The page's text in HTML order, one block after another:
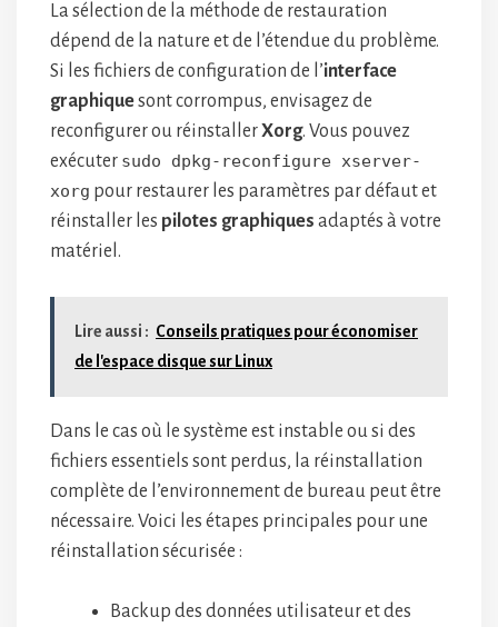
La sélection de la méthode de restauration
dépend de la nature et de l’étendue du problème.
Si les fichiers de configuration de l’interface
graphiquesont corrompus, envisagez de
reconfigurer ou réinstallerXorg. Vous pouvez
exécuter sudo dpkg-reconfigure xserver-
xorg pour restaurer les paramètres par défaut et
réinstaller les pilotes graphiques adaptés à votre
matériel.
Lire aussi : Conseils pratiques pour économiser
de l'espace disque sur Linux
Dans le cas où le système est instable ou si des
fichiers essentiels sont perdus, la réinstallation
complète de l’environnement de bureau peut être
nécessaire. Voici les étapes principales pour une
réinstallation sécurisée :
Backup des données utilisateur et des